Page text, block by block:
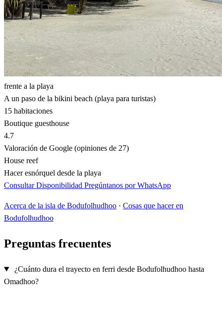
frente a la playa
A un paso de la bikini beach (playa para turistas)
15 habitaciones
Boutique guesthouse
4.7
Valoración de Google (opiniones de 27)
House reef
Hacer esnórquel desde la playa
Consultar Disponibilidad Pregúntanos por WhatsApp
Acerca de la isla de Bodufolhudhoo · Cosas que hacer en
Bodufolhudhoo
Preguntas frecuentes
¿Cuánto dura el trayecto en ferri desde Bodufolhudhoo hasta
Omadhoo?